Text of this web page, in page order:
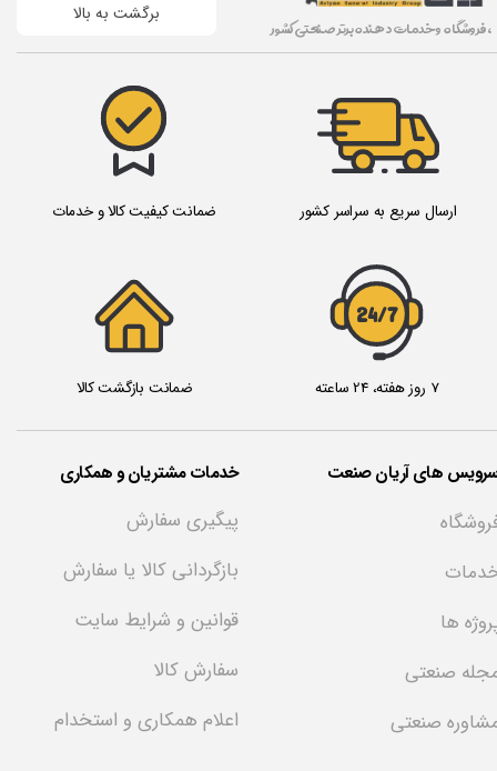
7 روز هفته، 24 ساعته ضمانت بازگشت کالا
ضمانت کیفیت کالا و خدمات
برگشت به بالا ، فروشگاه و خدمات دهنده برتر صنعتی کشور
های آریان صنعت خدمات مشتریان و همکاری
ها
صنعتی
صنعتی
پیگیری سفارش
بازگردانی کالا یا سفارش
قوانین و شرایط سایت
سفارش کالا
اعلام همکاری و استخدام
ارسال سریع به سراسر کشور
24/7